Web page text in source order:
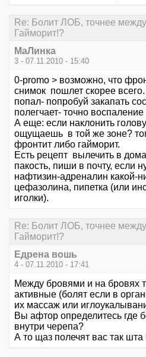
Re: Болит ЛОБ, точнее
Гайморит!?
МаЛинка
3 - 07.11.2010 - 15:40
0-promo > возможно, что
снимок пошлет скорее
попал- попробуй закапать
полегчает- точно воспаление
А еще: если наклонить
ощущаешь в той же зоне?
фронтит либо гайморит.
Есть рецепт вылечить в
пакость, пиши в почту, если
нафтизин-адреналин какой-
цефазолина, пипетка (или
иголки).
Re: Болит ЛОБ, точнее
Гайморит!?
Едрена вошь
4 - 07.11.2010 - 17:41
Между бровями и на бровях
активные (болят если в
их массаж или
Вы афтор определитесь где
внутри черепа?
А то щаз полечят вас так шта